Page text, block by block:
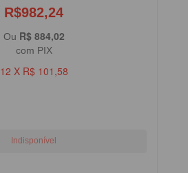
R$982,24
Ou R$ 884,02
com PIX
12 X R$ 101,58